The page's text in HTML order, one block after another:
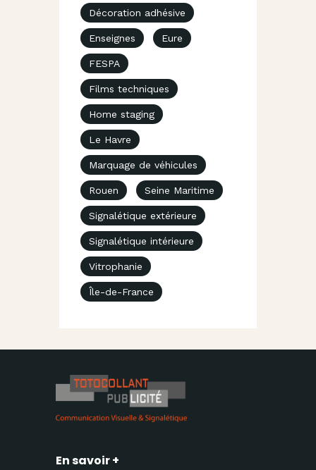
Décoration adhésive
Enseignes Eure
FESPA
Films techniques
Home staging
Le Havre
Marquage de véhicules
Rouen Seine Maritime
Signalétique extérieure
Signalétique intérieure
Vitrophanie
Île-de-France
En savoir +